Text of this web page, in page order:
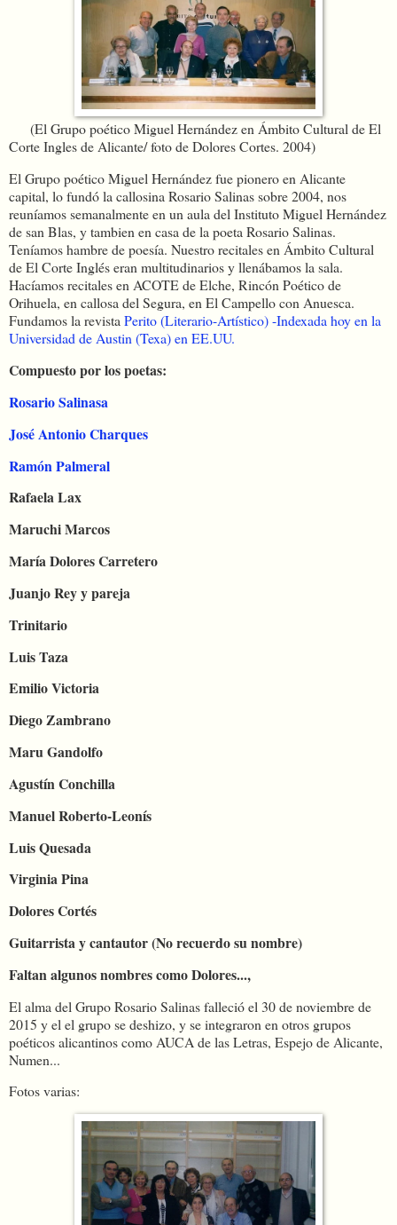
(El Grupo poético Miguel Hernández en Ámbito Cultural de El
Corte Ingles de Alicante/ foto de Dolores Cortes. 2004)
El Grupo poético Miguel Hernández fue pionero en Alicante
capital, lo fundó la callosina Rosario Salinas sobre 2004, nos
reuníamos semanalmente en un aula del Instituto Miguel Hernández
de san Blas, y tambien en casa de la poeta Rosario Salinas.
Teníamos hambre de poesía. Nuestro recitales en Ámbito Cultural
de El Corte Inglés eran multitudinarios y llenábamos la sala.
Hacíamos recitales en ACOTE de Elche, Rincón Poético de
Orihuela, en callosa del Segura, en El Campello con Anuesca.
Fundamos la revistaPerito (Literario-Artístico) -Indexada hoy en la
Universidad de Austin (Texa) en EE.UU.
Compuesto por los poetas:
Rosario Salinasa
José Antonio Charques
Ramón Palmeral
Rafaela Lax
Maruchi Marcos
María Dolores Carretero
Juanjo Rey y pareja
Trinitario
Luis Taza
Emilio Victoria
Diego Zambrano
Maru Gandolfo
Agustín Conchilla
Manuel Roberto-Leonís
Luis Quesada
Virginia Pina
Dolores Cortés
Guitarrista y cantautor (No recuerdo su nombre)
Faltan algunos nombres como Dolores...,
El alma del Grupo Rosario Salinas falleció el 30 de noviembre de
2015 y el el grupo se deshizo, y se integraron en otros grupos
poéticos alicantinos como AUCA de las Letras, Espejo de Alicante,
Numen...
Fotos varias: